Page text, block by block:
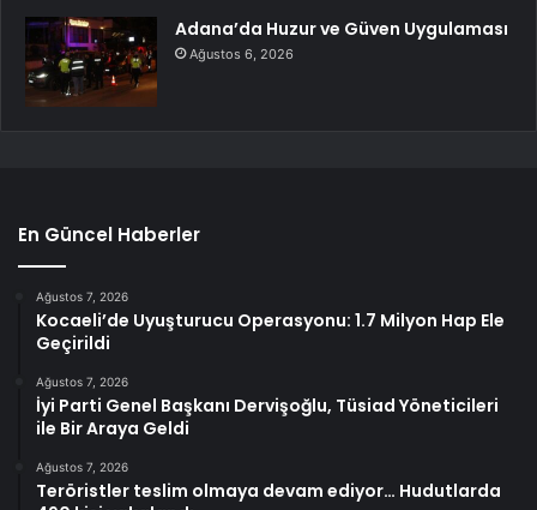
Adana’da Huzur ve Güven Uygulaması
Ağustos 6, 2026
En Güncel Haberler
Ağustos 7, 2026
Kocaeli’de Uyuşturucu Operasyonu: 1.7 Milyon Hap Ele
Geçirildi
Ağustos 7, 2026
İyi Parti Genel Başkanı Dervişoğlu, Tüsiad Yöneticileri
ile Bir Araya Geldi
Ağustos 7, 2026
Teröristler teslim olmaya devam ediyor… Hudutlarda